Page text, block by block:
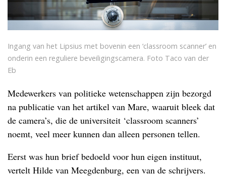
Ingang van het Lipsius met bovenin een ‘classroom scanner’ en
onderin een reguliere beveiligingscamera. Foto Taco van der
Eb
Medewerkers van politieke wetenschappen zijn bezorgd
na publicatie van het artikel van Mare, waaruit bleek dat
de camera’s, die de universiteit ‘classroom scanners’
noemt, veel meer kunnen dan alleen personen tellen.
Eerst was hun brief bedoeld voor hun eigen instituut,
vertelt Hilde van Meegdenburg, een van de schrijvers.